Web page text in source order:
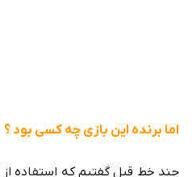
اما برنده این بازی چه کسی بود ؟
چند خط قبل گفتیم که استفاده